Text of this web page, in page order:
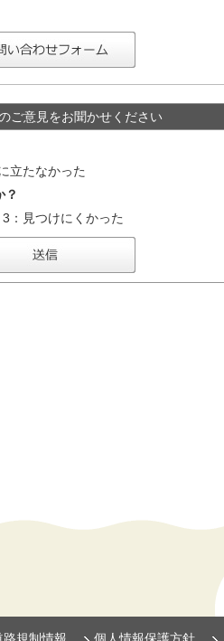
ご意見をお聞かせください
立たなかった
？
3：見つけにくかった